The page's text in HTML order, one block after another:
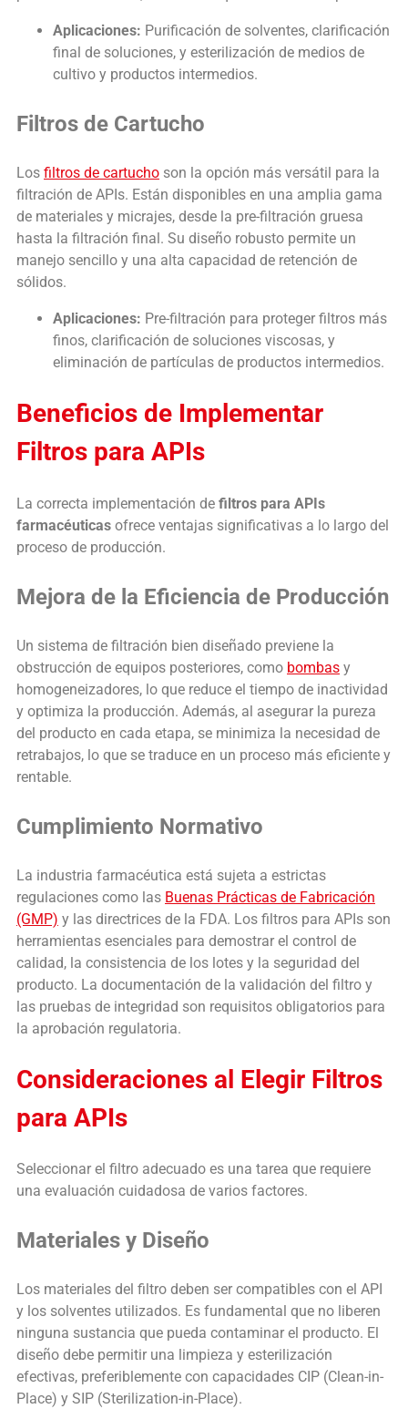
Aplicaciones: Purificación de solventes, clarificación
final de soluciones, y esterilización de medios de
cultivo y productos intermedios.
Filtros de Cartucho
Los filtros de cartucho son la opción más versátil para la
filtración de APIs. Están disponibles en una amplia gama
de materiales y micrajes, desde la pre-filtración gruesa
hasta la filtración final. Su diseño robusto permite un
manejo sencillo y una alta capacidad de retención de
sólidos.
Aplicaciones: Pre-filtración para proteger filtros más
finos, clarificación de soluciones viscosas, y
eliminación de partículas de productos intermedios.
Beneficios de Implementar
Filtros para APIs
La correcta implementación de filtros para APIs
farmacéuticas ofrece ventajas significativas a lo largo del
proceso de producción.
Mejora de la Eficiencia de Producción
Un sistema de filtración bien diseñado previene la
obstrucción de equipos posteriores, como bombas y
homogeneizadores, lo que reduce el tiempo de inactividad
y optimiza la producción. Además, al asegurar la pureza
del producto en cada etapa, se minimiza la necesidad de
retrabajos, lo que se traduce en un proceso más eficiente y
rentable.
Cumplimiento Normativo
La industria farmacéutica está sujeta a estrictas
regulaciones como las Buenas Prácticas de Fabricación
(GMP) y las directrices de la FDA. Los filtros para APIs son
herramientas esenciales para demostrar el control de
calidad, la consistencia de los lotes y la seguridad del
producto. La documentación de la validación del filtro y
las pruebas de integridad son requisitos obligatorios para
la aprobación regulatoria.
Consideraciones al Elegir Filtros
para APIs
Seleccionar el filtro adecuado es una tarea que requiere
una evaluación cuidadosa de varios factores.
Materiales y Diseño
Los materiales del filtro deben ser compatibles con el API
y los solventes utilizados. Es fundamental que no liberen
ninguna sustancia que pueda contaminar el producto. El
diseño debe permitir una limpieza y esterilización
efectivas, preferiblemente con capacidades CIP (Clean-in-
Place) y SIP (Sterilization-in-Place).